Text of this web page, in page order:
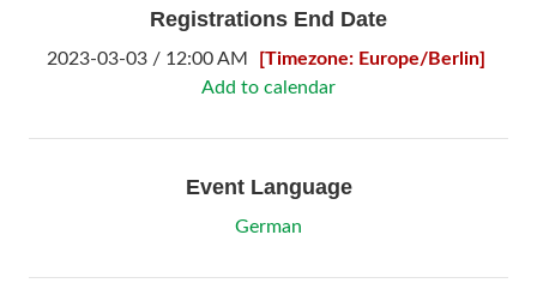
Registrations End Date
2023-03-03 / 12:00 AM
[Timezone: Europe/Berlin]
Add to calendar
Event Language
German